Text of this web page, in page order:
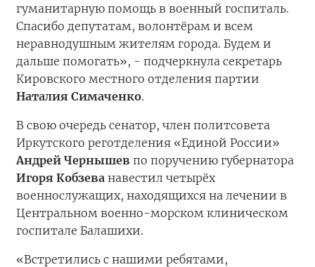
гуманитарную помощь в военный госпиталь.
Спасибо депутатам, волонтёрам и всем
неравнодушным жителям города. Будем и
дальше помогать», - подчеркнула секретарь
Кировского местного отделения партии
Наталия Симаченко.
В свою очередь сенатор, член политсовета
Иркутского реготделения «Единой России»
Андрей Чернышев по поручению губернатора
Игоря Кобзева навестил четырёх
военнослужащих, находящихся на лечении в
Центральном военно-морском клиническом
госпитале Балашихи.
«Встретились с нашими ребятами,